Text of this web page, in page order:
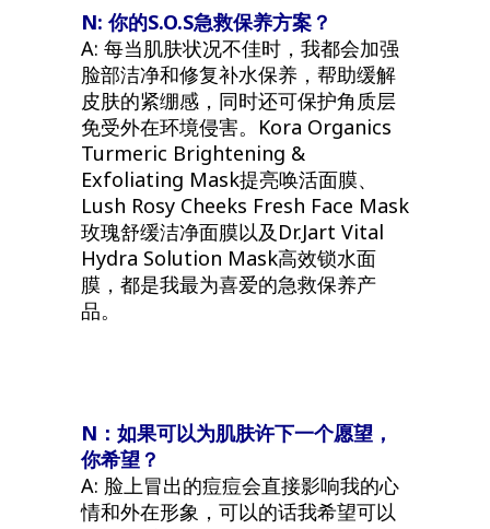
N: 你的S.O.S急救保养方案？
A: 每当肌肤状况不佳时，我都会加强
脸部洁净和修复补水保养，帮助缓解
皮肤的紧绷感，同时还可保护角质层
免受外在环境侵害。Kora Organics
Turmeric Brightening &
Exfoliating Mask提亮唤活面膜、
Lush Rosy Cheeks Fresh Face Mask
玫瑰舒缓洁净面膜以及Dr.Jart Vital
Hydra Solution Mask高效锁水面
膜，都是我最为喜爱的急救保养产
品。
N：如果可以为肌肤许下一个愿望，
你希望？
A: 脸上冒出的痘痘会直接影响我的心
情和外在形象，可以的话我希望可以